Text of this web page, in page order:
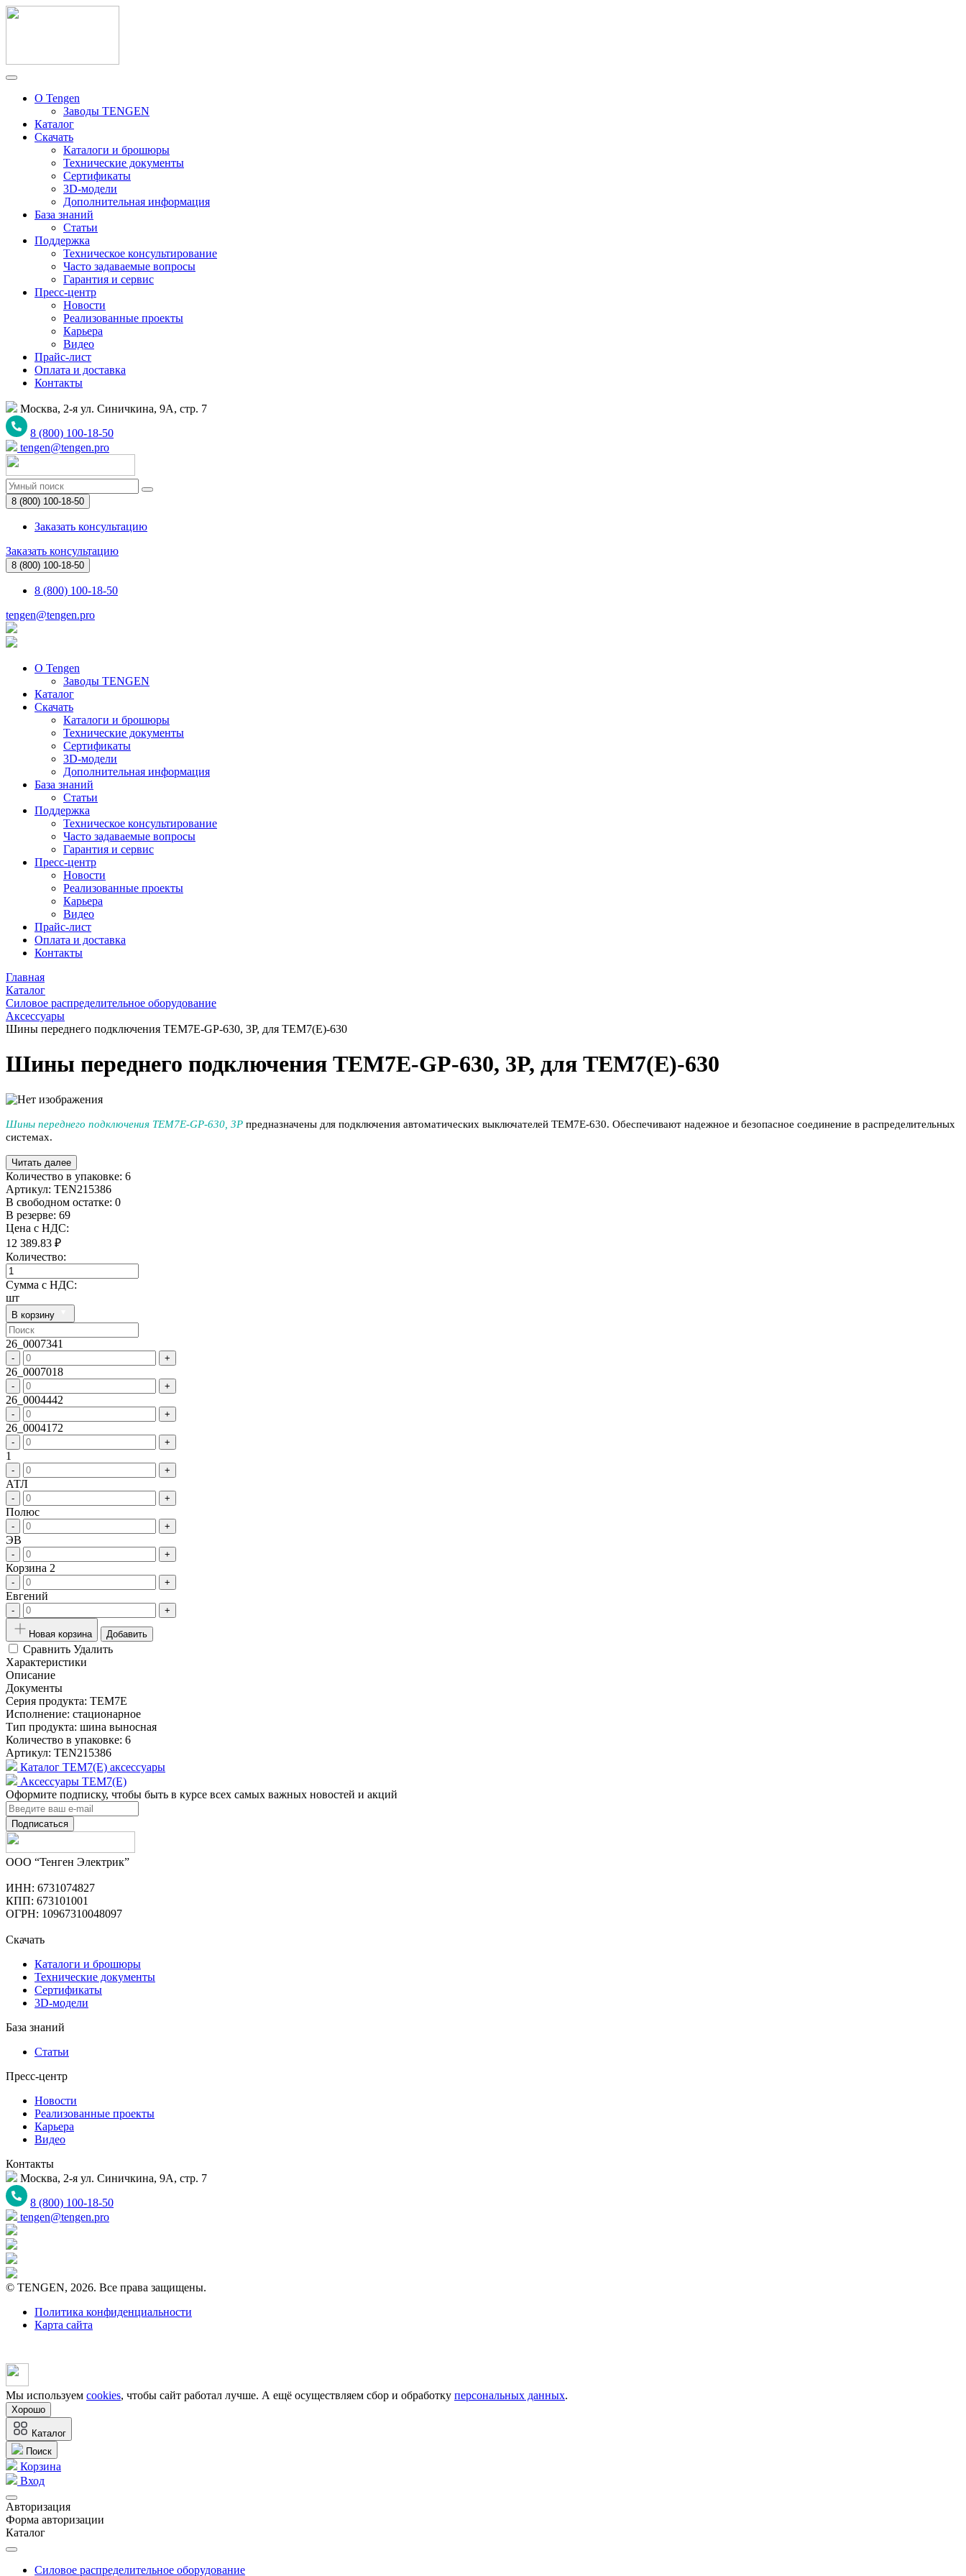
О Tengen
Заводы TENGEN
Каталог
Скачать
Каталоги и брошюры
Технические документы
Сертификаты
3D-модели
Дополнительная информация
База знаний
Статьи
Поддержка
Техническое консультирование
Часто задаваемые вопросы
Гарантия и сервис
Пресс-центр
Новости
Реализованные проекты
Карьера
Видео
Прайс-лист
Оплата и доставка
Контакты
Москва, 2-я ул. Синичкина, 9А, стр. 7
8 (800) 100-18-50
tengen@tengen.pro
8 (800) 100-18-50
Заказать консультацию
Заказать консультацию
8 (800) 100-18-50
8 (800) 100-18-50
tengen@tengen.pro
О Tengen
Заводы TENGEN
Каталог
Скачать
Каталоги и брошюры
Технические документы
Сертификаты
3D-модели
Дополнительная информация
База знаний
Статьи
Поддержка
Техническое консультирование
Часто задаваемые вопросы
Гарантия и сервис
Пресс-центр
Новости
Реализованные проекты
Карьера
Видео
Прайс-лист
Оплата и доставка
Контакты
Главная
Каталог
Силовое распределительное оборудование
Аксессуары
Шины переднего подключения TEM7E-GP-630, 3P, для TEM7(E)-630
Шины переднего подключения TEM7E-GP-630, 3P, для TEM7(E)-630
Шины переднего подключения TEM7E-GP-630, 3P предназначены для подключения автоматических выключателей TEM7E-630. Обеспечивают надежное и безопасное соединение в распределительных
системах.
Читать далее
Количество в упаковке: 6
Артикул: TEN215386
В свободном остатке: 0
В резерве: 69
Цена с НДС:
12 389.83 ₽
Количество:
Сумма с НДС:
шт
В корзину
26_0007341
- +
26_0007018
- +
26_0004442
- +
26_0004172
- +
1
- +
АТЛ
- +
Полюс
- +
ЭВ
- +
Корзина 2
- +
Евгений
- +
Новая корзина Добавить
Сравнить Удалить
Характеристики
Описание
Документы
Серия продукта: TEM7E
Исполнение: стационарное
Тип продукта: шина выносная
Количество в упаковке: 6
Артикул: TEN215386
Каталог TEM7(E) аксессуары
Аксессуары TEM7(E)
Оформите подписку, чтобы быть в курсе всех самых важных новостей и акций
Подписаться
ООО “Тенген Электрик”
ИНН: 6731074827
КПП: 673101001
ОГРН: 10967310048097
Скачать
Каталоги и брошюры
Технические документы
Сертификаты
3D-модели
База знаний
Статьи
Пресс-центр
Новости
Реализованные проекты
Карьера
Видео
Контакты
Москва, 2-я ул. Синичкина, 9А, стр. 7
8 (800) 100-18-50
tengen@tengen.pro
© TENGEN, 2026. Все права защищены.
Политика конфиденциальности
Карта сайта
Мы используем cookies, чтобы сайт работал лучше. А ещё осуществляем сбор и обработку персональных данных.
Хорошо
Каталог
Поиск
Корзина
Вход
Авторизация
Форма авторизации
Каталог
Силовое распределительное оборудование